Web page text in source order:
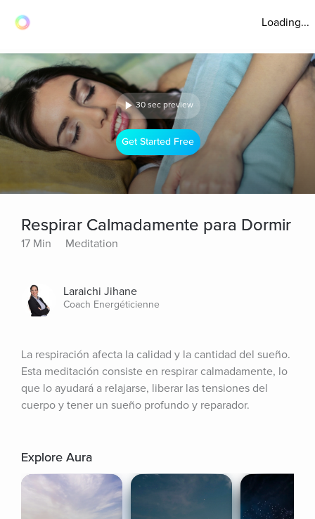
Loading...
30 sec preview
Get Started Free
Respirar Calmadamente para Dormir
17 Min Meditation
Laraichi Jihane
Coach Energéticienne
La respiración afecta la calidad y la cantidad del sueño.
Esta meditación consiste en respirar calmadamente, lo
que lo ayudará a relajarse, liberar las tensiones del
cuerpo y tener un sueño profundo y reparador.
Explore Aura